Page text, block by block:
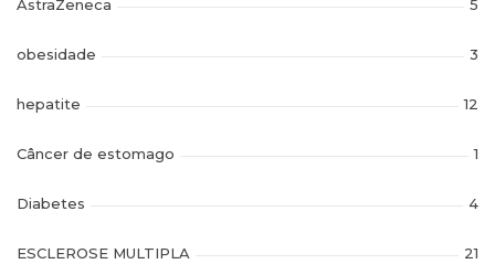
AstraZeneca 5
obesidade 3
hepatite 12
Câncer de estomago 1
Diabetes 4
ESCLEROSE MULTIPLA 21